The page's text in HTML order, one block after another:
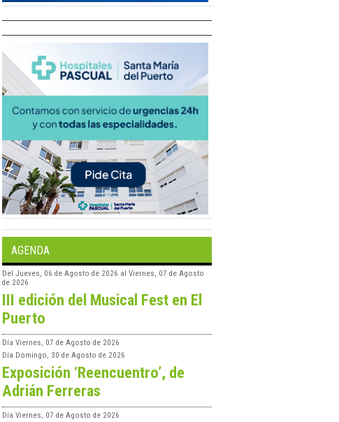
AGENDA
Del Jueves, 06 de Agosto de 2026 al Viernes, 07 de Agosto
de 2026
III edición del Musical Fest en El
Puerto
Día Viernes, 07 de Agosto de 2026
Día Domingo, 30 de Agosto de 2026
Exposición ‘Reencuentro’, de
Adrián Ferreras
Día Viernes, 07 de Agosto de 2026